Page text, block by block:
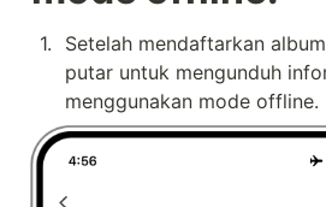
1.
Setelah mendaftarkan
putar untuk mengunduh
menggunakan mode offline.